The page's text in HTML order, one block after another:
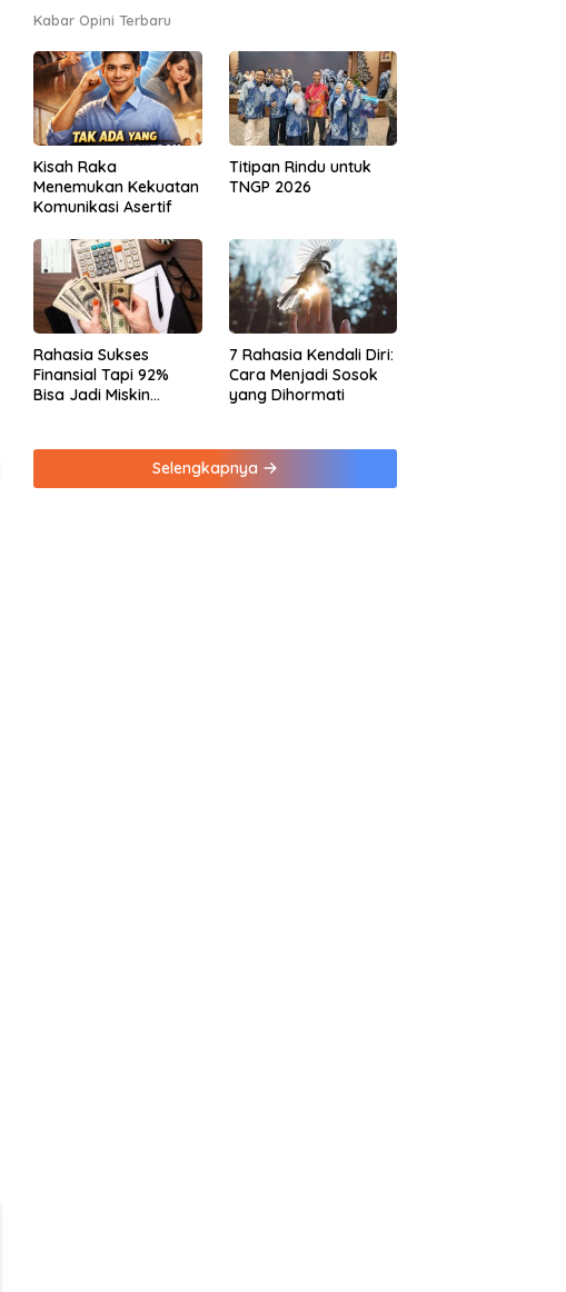
Kabar Opini Terbaru
Kisah Raka
Menemukan Kekuatan
Komunikasi Asertif
Titipan Rindu untuk
TNGP 2026
Rahasia Sukses
Finansial Tapi 92%
Bisa Jadi Miskin
7 Rahasia Kendali Diri:
Cara Menjadi Sosok
yang Dihormati
Selengkapnya